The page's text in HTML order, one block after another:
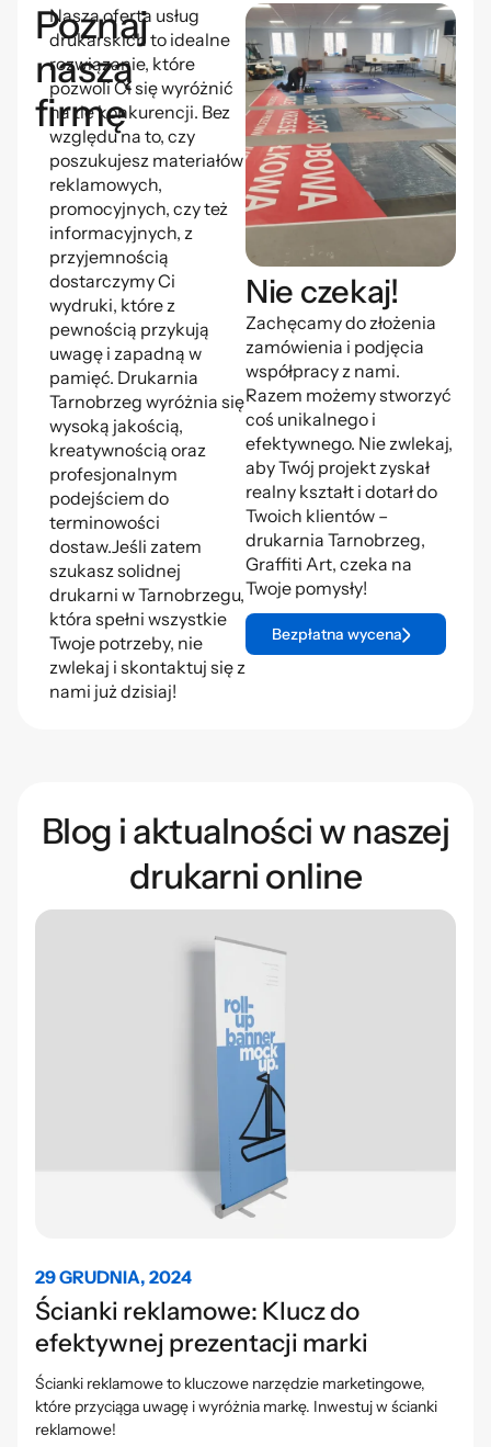
Poznaj
naszą
firmę
Nasza oferta usług
drukarskich to idealne
rozwiązanie, które
pozwoli Ci się wyróżnić
na tle konkurencji. Bez
względu na to, czy
poszukujesz materiałów
reklamowych,
promocyjnych, czy też
informacyjnych, z
przyjemnością
dostarczymy Ci
wydruki, które z
pewnością przykują
uwagę i zapadną w
pamięć. Drukarnia
Tarnobrzeg wyróżnia się
wysoką jakością,
kreatywnością oraz
profesjonalnym
podejściem do
terminowości
dostaw.Jeśli zatem
szukasz solidnej
drukarni w Tarnobrzegu,
która spełni wszystkie
Twoje potrzeby, nie
zwlekaj i skontaktuj się z
nami już dzisiaj!
Nie czekaj!
Zachęcamy do złożenia
zamówienia i podjęcia
współpracy z nami.
Razem możemy stworzyć
coś unikalnego i
efektywnego. Nie zwlekaj,
aby Twój projekt zyskał
realny kształt i dotarł do
Twoich klientów –
drukarnia Tarnobrzeg,
Graffiti Art, czeka na
Twoje pomysły!
Bezpłatna wycena
Blog i aktualności w naszej
drukarni online
29 GRUDNIA, 2024
Ścianki reklamowe: Klucz do
efektywnej prezentacji marki
Ścianki reklamowe to kluczowe narzędzie marketingowe,
które przyciąga uwagę i wyróżnia markę. Inwestuj w ścianki
reklamowe!